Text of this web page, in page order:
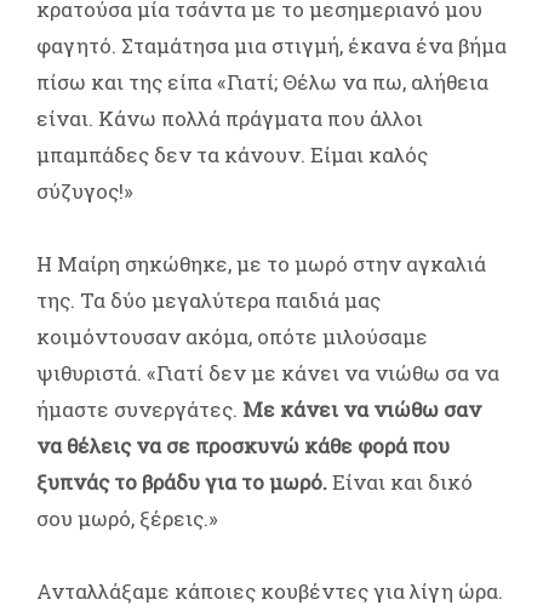
κρατούσα μία τσάντα με το μεσημεριανό μου
φαγητό. Σταμάτησα μια στιγμή, έκανα ένα βήμα
πίσω και της είπα «Γιατί; Θέλω να πω, αλήθεια
είναι. Κάνω πολλά πράγματα που άλλοι
μπαμπάδες δεν τα κάνουν. Είμαι καλός
σύζυγος!»
Η Μαίρη σηκώθηκε, με το μωρό στην αγκαλιά
της. Τα δύο μεγαλύτερα παιδιά μας
κοιμόντουσαν ακόμα, οπότε μιλούσαμε
ψιθυριστά. «Γιατί δεν με κάνει να νιώθω σα να
ήμαστε συνεργάτες. Με κάνει να νιώθω σαν
να θέλεις να σε προσκυνώ κάθε φορά που
ξυπνάς το βράδυ για το μωρό.Είναι και δικό
σου μωρό, ξέρεις.»
Ανταλλάξαμε κάποιες κουβέντες για λίγη ώρα.